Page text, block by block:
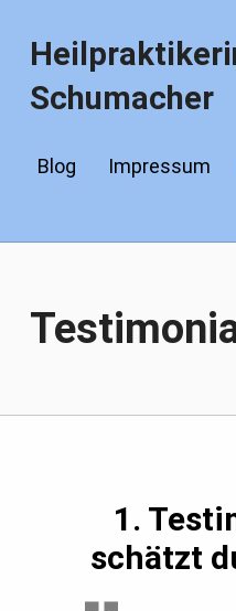
Schumacher
Blog Impressum
1.
schätzt